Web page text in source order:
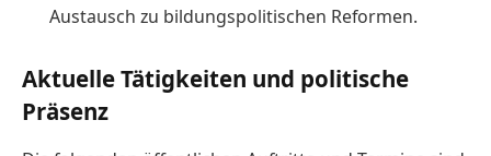
Austausch zu bildungspolitischen Reformen.
Aktuelle Tätigkeiten und politische
Präsenz